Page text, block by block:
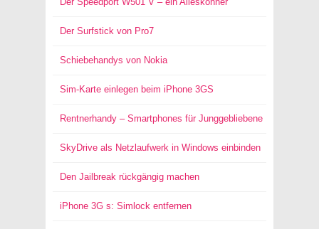
Der Surfstick von Pro7
Schiebehandys von Nokia
Sim-Karte einlegen beim iPhone 3GS
Rentnerhandy – Smartphones für Junggebliebene
SkyDrive als Netzlaufwerk in Windows einbinden
Den Jailbreak rückgängig machen
iPhone 3G s: Simlock entfernen